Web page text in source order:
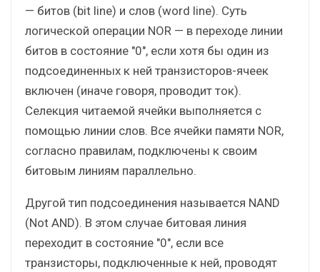
— битов (bit line) и слов (word line). Суть
логической операции NOR — в переходе линии
битов в состояние "0", если хотя бы один из
подсоединенных к ней транзисторов-ячеек
включен (иначе говоря, проводит ток).
Селекция читаемой ячейки выполняется с
помощью линии слов. Все ячейки памяти NOR,
согласно правилам, подключены к своим
битовым линиям параллельно.
Другой тип подсоединения называется NAND
(Not AND). В этом случае битовая линия
переходит в состояние "0", если все
транзисторы, подключенные к ней, проводят